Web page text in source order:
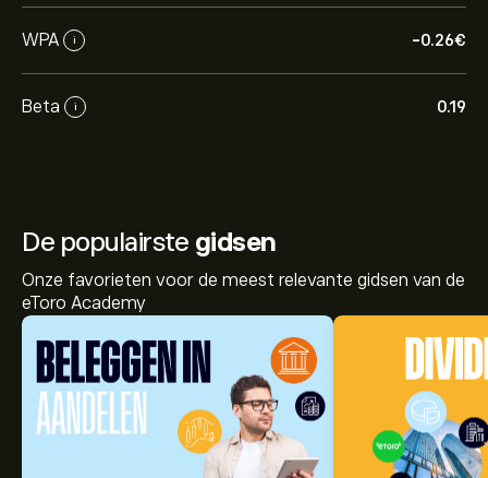
WPA i -0.26‎€‎
Beta i 0.19
De populairste gidsen
Onze favorieten voor de meest relevante gidsen van de
eToro Academy